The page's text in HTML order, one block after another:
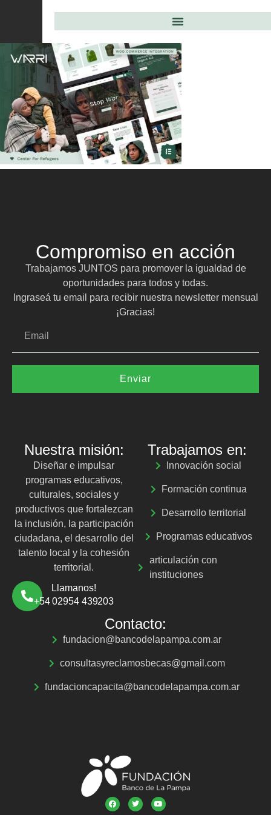
Compromiso en acción
Trabajamos JUNTOS para promover la igualdad de
oportunidades para todos y todas.
Ingraseá tu email para recibir nuestra newsletter mensual
¡Gracias!
Enviar
Nuestra misión:
Diseñar e impulsar
programas educativos,
culturales, sociales y
productivos que fortalezcan
la inclusión, la participación
ciudadana, el desarrollo del
talento local y la cohesión
territorial.
Llamanos!
+54 02954 439203
Trabajamos en:
Innovación social
Formación continua
Desarrollo territorial
Programas educativos
articulación con
instituciones
Contacto:
fundacion@bancodelapampa.com.ar
consultasyreclamosbecas@gmail.com
fundacioncapacita@bancodelapampa.com.ar